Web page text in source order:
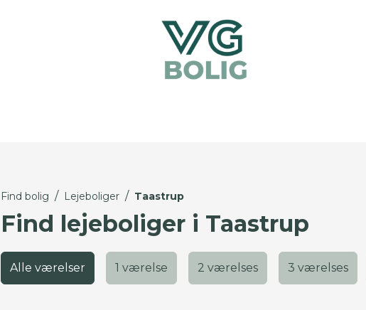
Find bolig / Lejeboliger / Taastrup
Find lejeboliger i Taastrup
Alle værelser 1 værelse 2 værelses 3 værelses